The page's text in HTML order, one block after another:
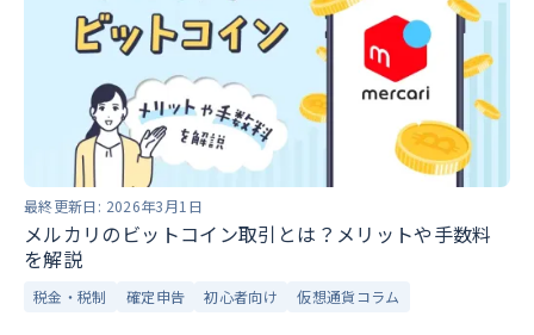
最終更新日: 2026年3月1日
メルカリのビットコイン取引とは？メリットや手数料
を解説
税金・税制 確定申告 初心者向け 仮想通貨コラム